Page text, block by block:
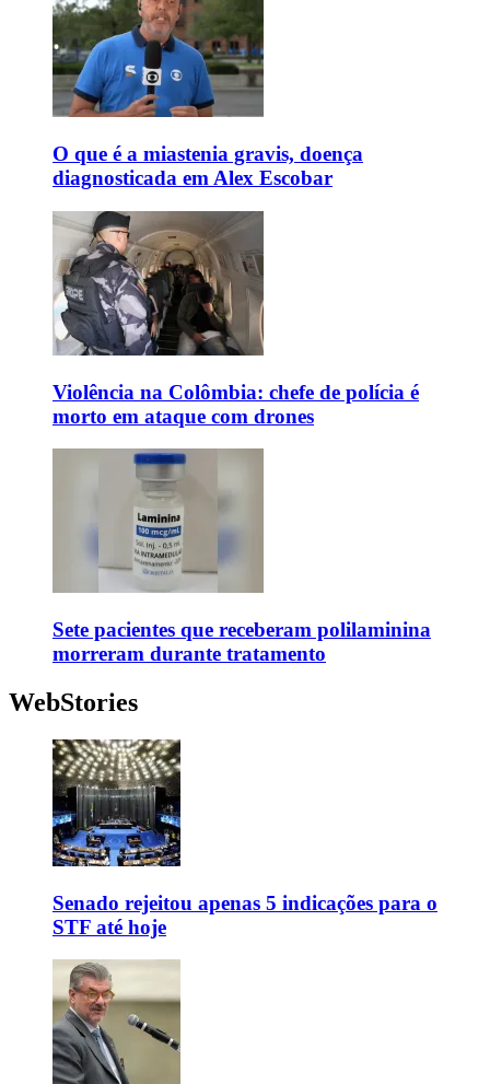
O que é a miastenia gravis, doença
diagnosticada em Alex Escobar
Violência na Colômbia: chefe de polícia é
morto em ataque com drones
Sete pacientes que receberam polilaminina
morreram durante tratamento
WebStories
Senado rejeitou apenas 5 indicações para o
STF até hoje